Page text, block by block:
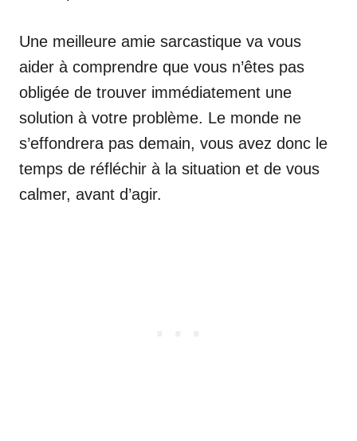
Une meilleure amie sarcastique va vous
aider à comprendre que vous n’êtes pas
obligée de trouver immédiatement une
solution à votre problème. Le monde ne
s’effondrera pas demain, vous avez donc le
temps de réfléchir à la situation et de vous
calmer, avant d’agir.